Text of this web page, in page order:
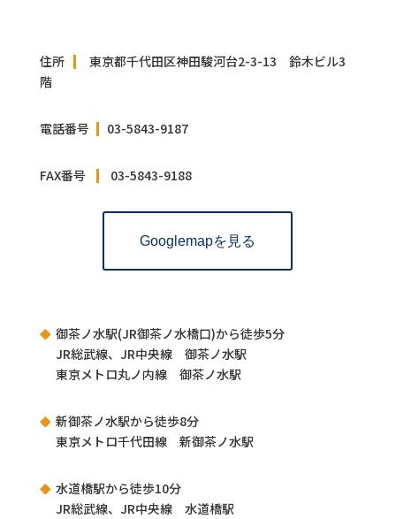
住所 東京都千代田区神田駿河台2-3-13 鈴木ビル3
階
電話番号 03-5843-9187
FAX番号 03-5843-9188
Googlemapを見る
御茶ノ水駅(JR御茶ノ水橋口)から徒歩5分
JR総武線、JR中央線 御茶ノ水駅
東京メトロ丸ノ内線 御茶ノ水駅
新御茶ノ水駅から徒歩8分
東京メトロ千代田線 新御茶ノ水駅
水道橋駅から徒歩10分
JR総武線、JR中央線 水道橋駅